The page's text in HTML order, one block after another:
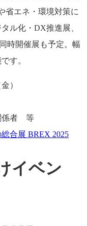
省エネ・環境対策に
ル化・DX推進展、
時開催展も予定。幅
す。
）
係者 等
合展 BREX 2025
イベン